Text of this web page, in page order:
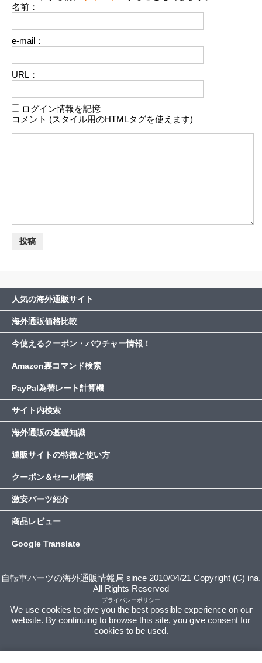
名前：
e-mail：
URL：
ログイン情報を記憶
コメント (スタイル用のHTMLタグを使えます)
人気の海外通販サイト
海外通販価格比較
今使えるクーポン・バウチャー情報！
Amazon裏コマンド検索
PayPal為替レート計算機
サイト内検索
海外通販の基礎知識
通販サイトの特徴と使い方
クーポン＆セール情報
激安パーツ紹介
商品レビュー
Google Translate
自転車パーツの海外通販情報局 since 2010/04/21 Copyright (C) ina.
All Rights Reserved
プライバシーポリシー
We use cookies to give you the best possible experience on our
website. By continuing to browse this site, you give consent for
cookies to be used.